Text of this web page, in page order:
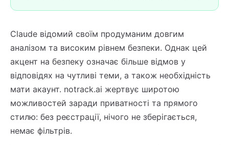
Claude відомий своїм продуманим довгим
аналізом та високим рівнем безпеки. Однак цей
акцент на безпеку означає більше відмов у
відповідях на чутливі теми, а також необхідність
мати акаунт. notrack.ai жертвує широтою
можливостей заради приватності та прямого
стилю: без реєстрації, нічого не зберігається,
немає фільтрів.